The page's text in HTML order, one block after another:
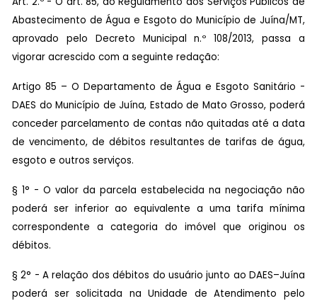
Abastecimento de Água e Esgoto do Município de Juína/MT,
aprovado pelo Decreto Municipal n.º 108/2013, passa a
vigorar acrescido com a seguinte redação:
Artigo 85 – O Departamento de Água e Esgoto Sanitário -
DAES do Município de Juína, Estado de Mato Grosso, poderá
conceder parcelamento de contas não quitadas até a data
de vencimento, de débitos resultantes de tarifas de água,
esgoto e outros serviços.
§ 1° - O valor da parcela estabelecida na negociação não
poderá ser inferior ao equivalente a uma tarifa mínima
correspondente a categoria do imóvel que originou os
débitos.
§ 2° - A relação dos débitos do usuário junto ao DAES–Juína
poderá ser solicitada na Unidade de Atendimento pelo